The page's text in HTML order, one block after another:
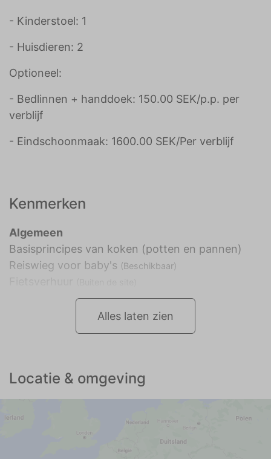
- Kinderstoel: 1
- Huisdieren: 2
Optioneel:
- Bedlinnen + handdoek: 150.00 SEK/p.p. per
verblijf
- Eindschoonmaak: 1600.00 SEK/Per verblijf
Kenmerken
Algemeen
Basisprincipes van koken (potten en pannen)
Reiswieg voor baby's (Beschikbaar)
Alles laten zien
Locatie & omgeving